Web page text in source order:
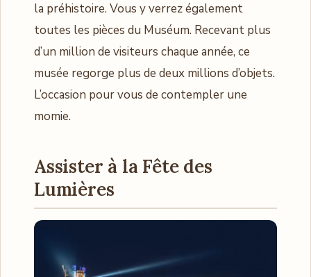
la préhistoire. Vous y verrez également
toutes les pièces du Muséum. Recevant plus
d’un million de visiteurs chaque année, ce
musée regorge plus de deux millions d’objets.
L’occasion pour vous de contempler une
momie.
Assister à la Fête des
Lumières